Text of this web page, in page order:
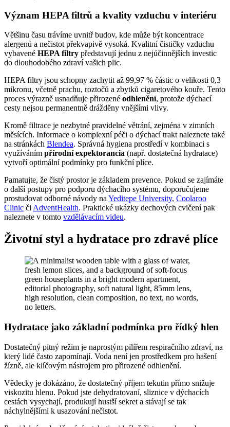
Význam HEPA filtrů a kvality vzduchu v interiéru
Většinu času trávíme uvnitř budov, kde může být koncentrace
alergenů a nečistot překvapivě vysoká. Kvalitní čističky vzduchu
vybavené HEPA filtry představují jednu z nejúčinnějších investic
do dlouhodobého zdraví vašich plic.
HEPA filtry jsou schopny zachytit až 99,97 % částic o velikosti 0,3
mikronu, včetně prachu, roztočů a zbytků cigaretového kouře. Tento
proces výrazně usnadňuje přirozené odhlenění, protože dýchací
cesty nejsou permanentně drážděny vnějšími vlivy.
Kromě filtrace je nezbytné pravidelné větrání, zejména v zimních
měsících. Informace o komplexní péči o dýchací trakt naleznete také
na stránkách Blendea. Správná hygiena prostředí v kombinaci s
využíváním přírodní expektorancia (např. dostatečná hydratace)
vytvoří optimální podmínky pro funkční plíce.
Pamatujte, že čistý prostor je základem prevence. Pokud se zajímáte
o další postupy pro podporu dýchacího systému, doporučujeme
prostudovat odborné návody naYeditepe University, Coolaroo
Clinic čiAdventHealth. Praktické ukázky dechových cvičení pak
naleznete v tomto vzdělávacím videu.
Životní styl a hydratace pro zdravé plíce
Hydratace jako základní podmínka pro řídký hlen
Dostatečný pitný režim je naprostým pilířem respiračního zdraví, na
který lidé často zapomínají. Voda není jen prostředkem pro hašení
žízně, ale klíčovým nástrojem pro přirozené odhlenění.
Vědecky je dokázáno, že dostatečný příjem tekutin přímo snižuje
viskozitu hlenu. Pokud jste dehydratovaní, sliznice v dýchacích
cestách vysychají, produkují hustší sekret a stávají se tak
náchylnějšími k usazování nečistot.